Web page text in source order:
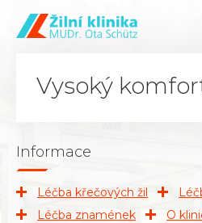
Vysoký
Informace
Léčba křečových žil
Léčba znamének
O